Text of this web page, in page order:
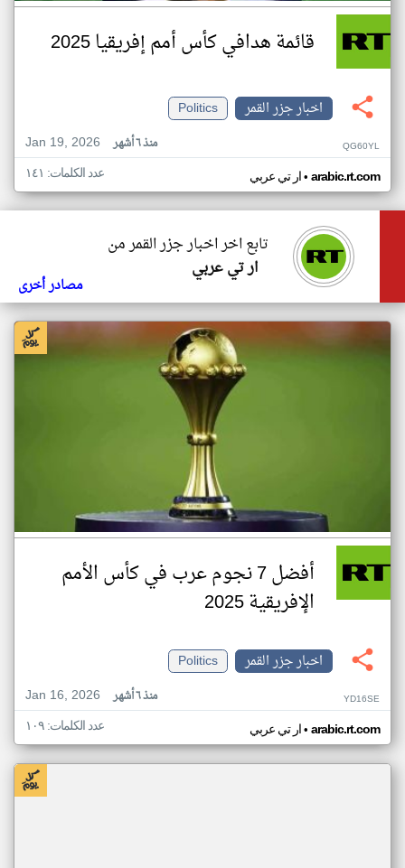
قائمة هدافي كأس أمم إفريقيا 2025
اخبار جزر القمر
Politics
Jan 19, 2026
منذ ٦ أشهر QG60YL
ار تي عربي• arabic.rt.com عدد الكلمات: ١٤١
تابع اخر اخبار جزر القمر من
ار تي عربي
مصادر أخرى
أفضل 7 نجوم عرب في كأس الأمم
الإفريقية 2025
اخبار جزر القمر
Politics
Jan 16, 2026
منذ ٦ أشهر YD16SE
ار تي عربي• arabic.rt.com عدد الكلمات: ١٠٩